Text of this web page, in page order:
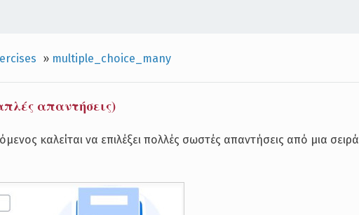
» multiple_choice_many
απαντήσεις)
καλείται να επιλέξει πολλές σωστές απαντήσεις από μια σειρά